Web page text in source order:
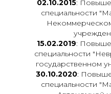
02.10.2015:
специальности
15.02.2019:
специальности
государственном
30.10.2020:
специальности